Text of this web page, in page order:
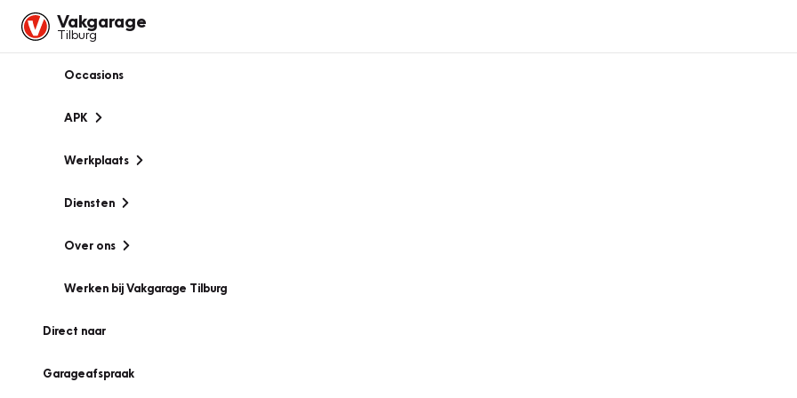
Vakgarage
Tilburg
Occasions
APK
Werkplaats
Diensten
Over ons
Werken bij Vakgarage Tilburg
Direct naar
Garageafspraak